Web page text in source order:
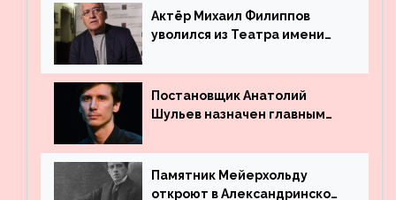
Актёр Михаил Филиппов
уволился из Театра имени
Постановщик Анатолий
Шульев назначен главным
Вахтангова
Памятник Мейерхольду
откроют в Александринском